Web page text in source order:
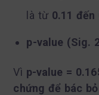
là từ 0.11 đến
p-value (Sig.
Vì p-value =
chứng để bác